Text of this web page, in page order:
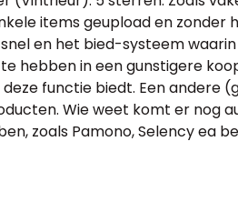
items geupload en
en het bied-systeem
hebben in een gunstigere
functie biedt. Een
Wie weet komt er nog
zoals Pamono, Selency ea